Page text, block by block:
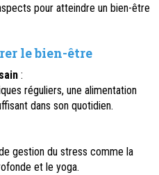
pour atteindre un bien-être
le bien-être
:
réguliers, une alimentation
dans son quotidien.
gestion du stress comme la
et le yoga.